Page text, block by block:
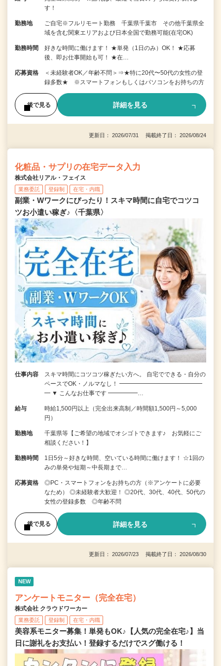
す！
勤務地
ご自宅※フルリモート勤務 千葉県千葉市 その他千葉県全
域を含む関東エリアおよび日本全国で勤務可能(在宅OK)
勤務時間
好きな時間に働けます！ ★単発（1日のみ）OK！ ★応募
後、即お仕事開始も可！ ★在…
応募資格
＜未経験者OK／年齢不問＞⇒★特に20代〜50代の女性の登
録多数★ ※スマートフォンもしくはパソコンをお持ちの方
後で見る 詳細を見る
更新日： 2026/07/31 掲載終了日： 2026/08/24
化粧品・サプリの在宅データ入力
株式会社リアル・フェイス
業務委託 登録制 在宅・内職
副業・Wワークにぴったり！スキマ時間に自宅でコツコ
ツお小遣い稼ぎ♪〈千葉県〉
仕事内容
スキマ時間にコツコツ稼ぎたい方へ。 自宅でできる・自分の
ペースでOK・ノルマなし！ ━━━━━━━━━━━━━━
━ ▼ こんなお仕事です ━━━━━…
給与
時給1,500円以上（完全出来高制／時間額1,500円～5,000
円）
勤務地
千葉県等【ご希望の地域でオシゴトできます♪ お気軽にご
相談ください！】
勤務時間
1日5分～好きな時間、空いている時間に働けます！ ☆1回の
みの単発や短期～中長期まで…
応募資格
◎PC・スマートフォンをお持ちの方（※アンケートに必要
なため） ◎未経験者大歓迎！ ◎20代、30代、40代、50代の
女性の登録多数 ◎年齢不問
後で見る 詳細を見る
更新日： 2026/07/23 掲載終了日： 2026/08/30
NEW
アンケートモニター（完全在宅）
株式会社 クラウドワーカー
業務委託 登録制 在宅・内職
美容系モニター募集！単発もOK♪【人気の完全在宅♪】当
日に謝礼をお支払い！登録するだけでスグ働ける！